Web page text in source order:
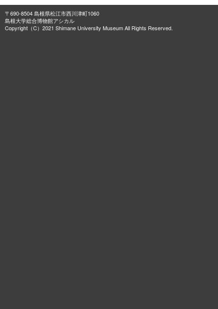
〒690-8504 島根県松江市西川津町1060
島根大学総合博物館アシカル
Copyright（C）2021 Shimane University Museum All Rights Reserved.